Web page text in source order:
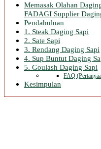
Memasak Olahan
FADAGI Supplier
Pendahuluan
1. Steak Daging Sapi
2. Sate Sapi
3. Rendang Daging Sapi
4. Sup Buntut Daging
5. Goulash Daging Sapi
FAQ
Kesimpulan